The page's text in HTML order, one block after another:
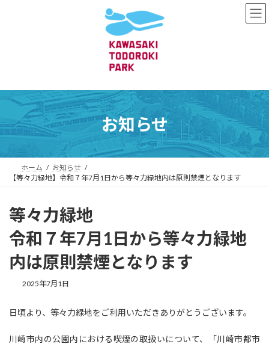
キ
ッ
に
移
お知らせ
ホーム
お知らせ
【等々力緑地】令和７年7月1日から等々力緑地内は原則禁煙となります
等々力緑地
令和７年7月1日から等々力緑地
内は原則禁煙となります
2025年7月1日
日頃より、等々力緑地をご利用いただきありがとうございます。
川崎市内の公園内における喫煙の取扱いについて、「川崎市都市